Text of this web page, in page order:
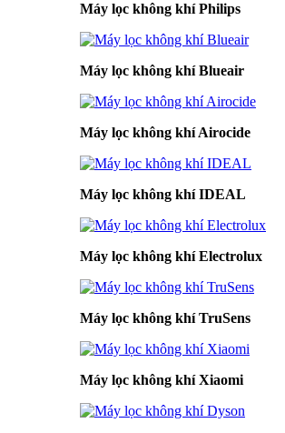
Máy lọc không khí Philips
Máy lọc không khí Blueair
Máy lọc không khí Airocide
Máy lọc không khí IDEAL
Máy lọc không khí Electrolux
Máy lọc không khí TruSens
Máy lọc không khí Xiaomi